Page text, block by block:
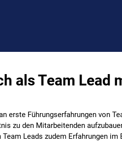
als Team Lead
erste Führungserfahrungen von
zu den Mitarbeitenden
Leads zudem Erfahrungen